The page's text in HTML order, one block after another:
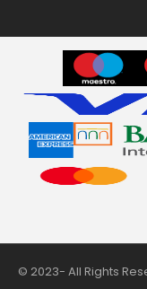
© 2023- All Rights